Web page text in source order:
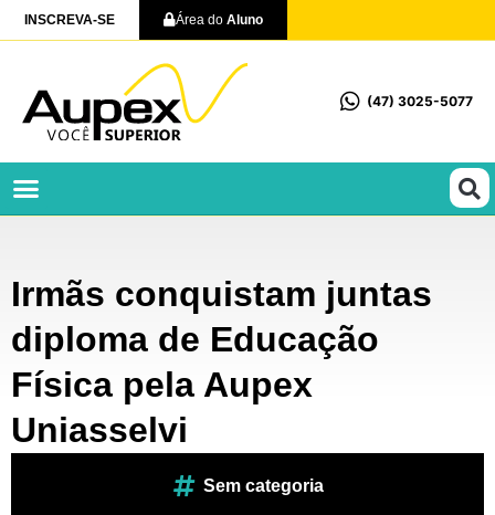
INSCREVA-SE Área do Aluno
(47) 3025-5077
Irmãs conquistam juntas
diploma de Educação
Física pela Aupex
Uniasselvi
Sem categoria